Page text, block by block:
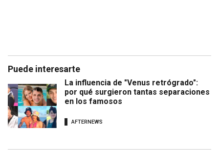
Puede interesarte
La influencia de "Venus retrógrado":
por qué surgieron tantas separaciones
en los famosos
AFTERNEWS